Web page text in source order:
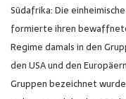
Südafrika: Die
formierte ihren
Regime damals in den
den USA und den
Gruppen bezeichnet